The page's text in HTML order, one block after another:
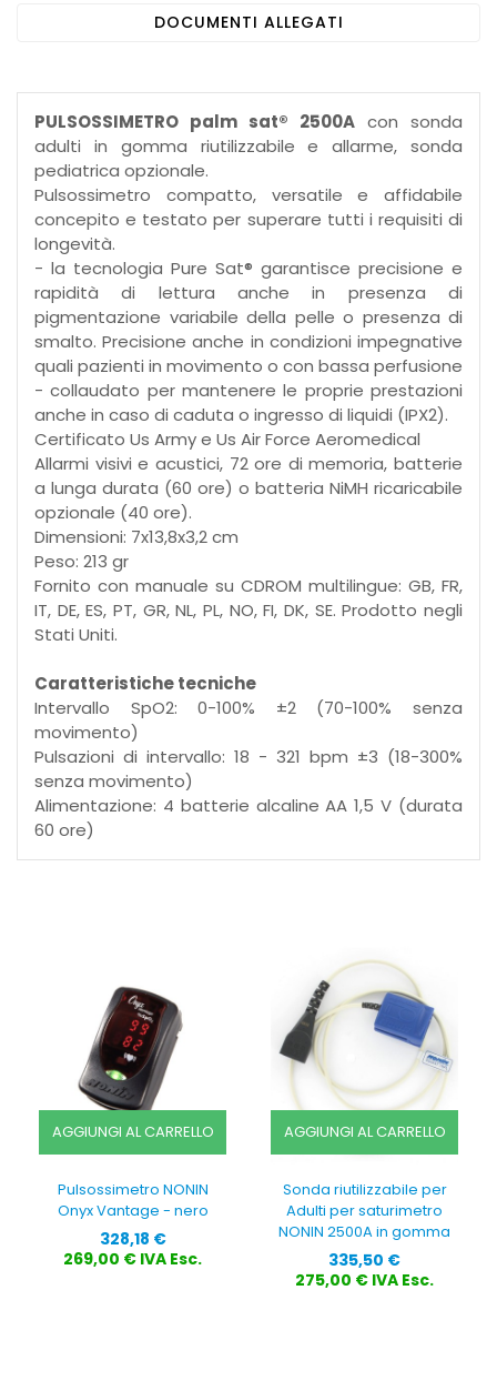
DOCUMENTI ALLEGATI
PULSOSSIMETRO palm sat® 2500A con sonda
adulti in gomma riutilizzabile e allarme, sonda
pediatrica opzionale.
Pulsossimetro compatto, versatile e affidabile
concepito e testato per superare tutti i requisiti di
longevità.
- la tecnologia Pure Sat® garantisce precisione e
rapidità di lettura anche in presenza di
pigmentazione variabile della pelle o presenza di
smalto. Precisione anche in condizioni impegnative
quali pazienti in movimento o con bassa perfusione
- collaudato per mantenere le proprie prestazioni
anche in caso di caduta o ingresso di liquidi (IPX2).
Certificato Us Army e Us Air Force Aeromedical
Allarmi visivi e acustici, 72 ore di memoria, batterie
a lunga durata (60 ore) o batteria NiMH ricaricabile
opzionale (40 ore).
Dimensioni: 7x13,8x3,2 cm
Peso: 213 gr
Fornito con manuale su CDROM multilingue: GB, FR,
IT, DE, ES, PT, GR, NL, PL, NO, FI, DK, SE. Prodotto negli
Stati Uniti.
Caratteristiche tecniche
Intervallo SpO2: 0-100% ±2 (70-100% senza
movimento)
Pulsazioni di intervallo: 18 - 321 bpm ±3 (18-300%
senza movimento)
Alimentazione: 4 batterie alcaline AA 1,5 V (durata
60 ore)
AGGIUNGI AL CARRELLO
Pulsossimetro NONIN
Onyx Vantage - nero
Prezzo
328,18 €
269,00 € IVA Esc.
AGGIUNGI AL CARRELLO
Sonda riutilizzabile per
Adulti per saturimetro
NONIN 2500A in gomma
Prezzo
335,50 €
275,00 € IVA Esc.